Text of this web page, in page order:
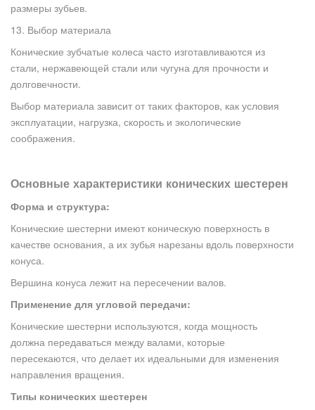
размеры зубьев.
13. Выбор материала
Конические зубчатые колеса часто изготавливаются из
стали, нержавеющей стали или чугуна для прочности и
долговечности.
Выбор материала зависит от таких факторов, как условия
эксплуатации, нагрузка, скорость и экологические
соображения.
Основные характеристики конических шестерен
Форма и структура:
Конические шестерни имеют коническую поверхность в
качестве основания, а их зубья нарезаны вдоль поверхности
конуса.
Вершина конуса лежит на пересечении валов.
Применение для угловой передачи:
Конические шестерни используются, когда мощность
должна передаваться между валами, которые
пересекаются, что делает их идеальными для изменения
направления вращения.
Типы конических шестерен